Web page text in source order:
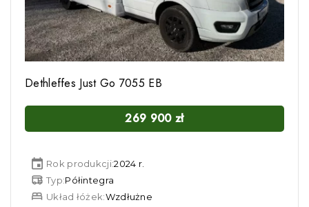
Dethleffes Just Go 7055 EB
269 900 zł
Rok produkcji:2024 r.
Typ:Półintegra
Układ łóżek:Wzdłużne